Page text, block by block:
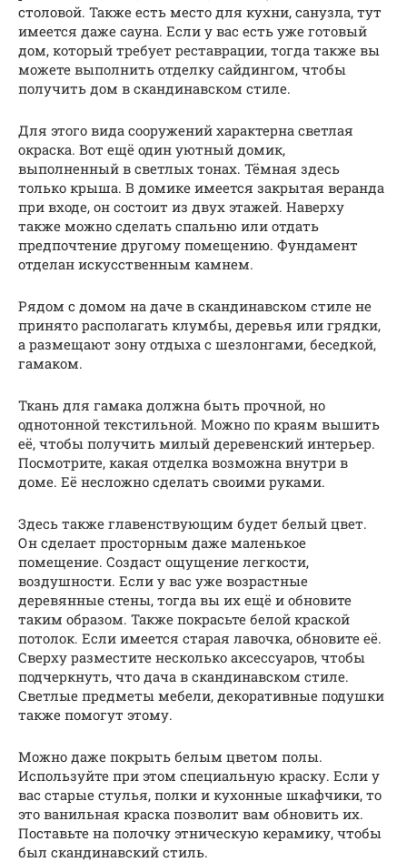
столовой. Также есть место для кухни, санузла, тут
имеется даже сауна. Если у вас есть уже готовый
дом, который требует реставрации, тогда также вы
можете выполнить отделку сайдингом, чтобы
получить дом в скандинавском стиле.
Для этого вида сооружений характерна светлая
окраска. Вот ещё один уютный домик,
выполненный в светлых тонах. Тёмная здесь
только крыша. В домике имеется закрытая веранда
при входе, он состоит из двух этажей. Наверху
также можно сделать спальню или отдать
предпочтение другому помещению. Фундамент
отделан искусственным камнем.
Рядом с домом на даче в скандинавском стиле не
принято располагать клумбы, деревья или грядки,
а размещают зону отдыха с шезлонгами, беседкой,
гамаком.
Ткань для гамака должна быть прочной, но
однотонной текстильной. Можно по краям вышить
её, чтобы получить милый деревенский интерьер.
Посмотрите, какая отделка возможна внутри в
доме. Её несложно сделать своими руками.
Здесь также главенствующим будет белый цвет.
Он сделает просторным даже маленькое
помещение. Создаст ощущение легкости,
воздушности. Если у вас уже возрастные
деревянные стены, тогда вы их ещё и обновите
таким образом. Также покрасьте белой краской
потолок. Если имеется старая лавочка, обновите её.
Сверху разместите несколько аксессуаров, чтобы
подчеркнуть, что дача в скандинавском стиле.
Светлые предметы мебели, декоративные подушки
также помогут этому.
Можно даже покрыть белым цветом полы.
Используйте при этом специальную краску. Если у
вас старые стулья, полки и кухонные шкафчики, то
это ванильная краска позволит вам обновить их.
Поставьте на полочку этническую керамику, чтобы
был скандинавский стиль.